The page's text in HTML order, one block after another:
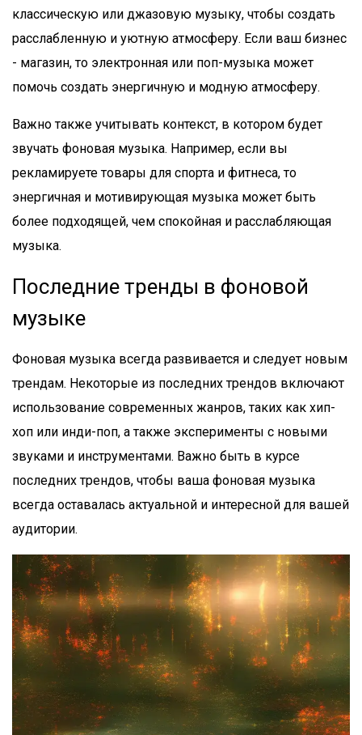
классическую или джазовую музыку, чтобы создать
расслабленную и уютную атмосферу. Если ваш бизнес
- магазин, то электронная или поп-музыка может
помочь создать энергичную и модную атмосферу.
Важно также учитывать контекст, в котором будет
звучать фоновая музыка. Например, если вы
рекламируете товары для спорта и фитнеса, то
энергичная и мотивирующая музыка может быть
более подходящей, чем спокойная и расслабляющая
музыка.
Последние тренды в фоновой
музыке
Фоновая музыка всегда развивается и следует новым
трендам. Некоторые из последних трендов включают
использование современных жанров, таких как хип-
хоп или инди-поп, а также эксперименты с новыми
звуками и инструментами. Важно быть в курсе
последних трендов, чтобы ваша фоновая музыка
всегда оставалась актуальной и интересной для вашей
аудитории.